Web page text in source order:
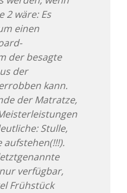
2 wäre: Es
einen
der besagte
der
kann.
der Matratze,
Stulle,
verfügbar,
Frühstück